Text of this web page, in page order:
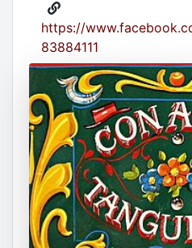
https://
83884111